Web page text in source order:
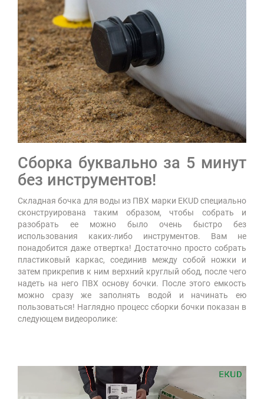
Сборка буквально за 5 минут
без инструментов!
Складная бочка для воды из ПВХ марки EKUD специально
сконструирована таким образом, чтобы собрать и
разобрать ее можно было очень быстро без
использования каких-либо инструментов. Вам не
понадобится даже отвертка! Достаточно просто собрать
пластиковый каркас, соединив между собой ножки и
затем прикрепив к ним верхний круглый обод, после чего
надеть на него ПВХ основу бочки. После этого емкость
можно сразу же заполнять водой и начинать ею
пользоваться! Наглядно процесс сборки бочки показан в
следующем видеоролике: